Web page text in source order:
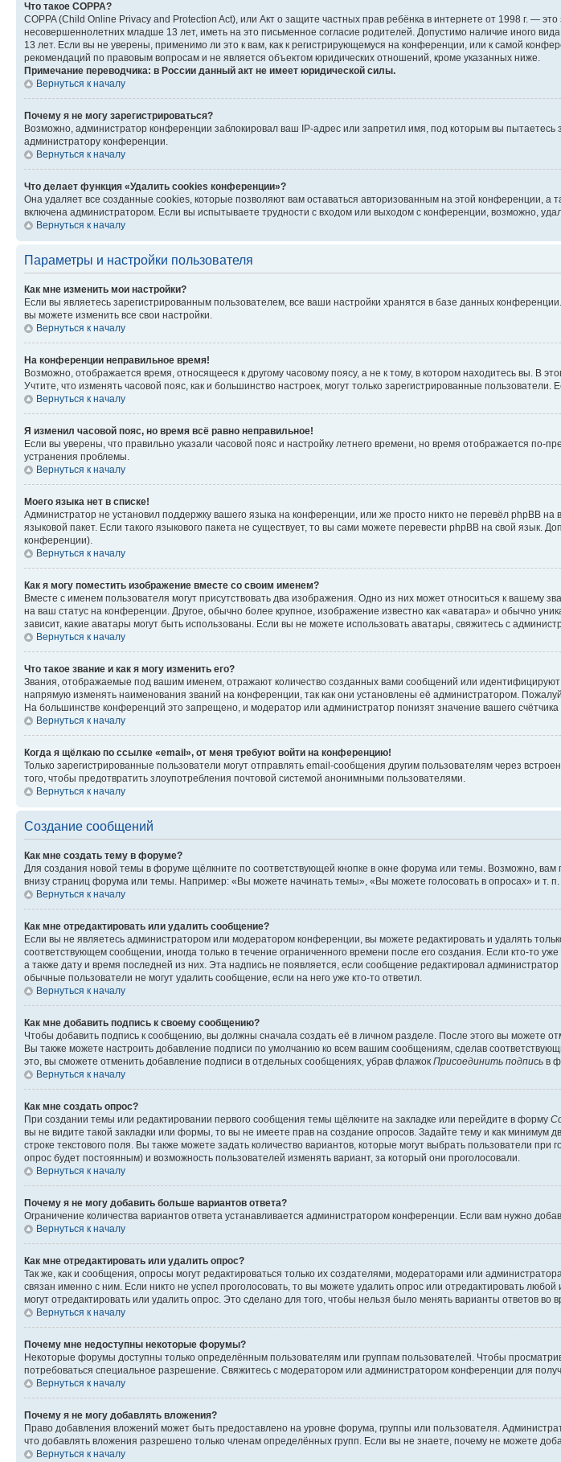
Что такое COPPA?
COPPA (Child Online Privacy and Protection Act), или Акт о защите частных прав ребёнка в интернете от 1998 г. —
несовершеннолетних младше 13 лет, иметь на это письменное согласие родителей. Допустимо наличие иного
13 лет. Если вы не уверены, применимо ли это к вам, как к регистрирующемуся на конференции, или к самой
рекомендаций по правовым вопросам и не является объектом юридических отношений, кроме указанных ниже.
Примечание переводчика: в России данный акт не имеет юридической силы.
Вернуться к началу
Почему я не могу зарегистрироваться?
Возможно, администратор конференции заблокировал ваш IP-адрес или запретил имя, под которым вы
администратору конференции.
Вернуться к началу
Что делает функция «Удалить cookies конференции»?
Она удаляет все созданные cookies, которые позволяют вам оставаться авторизованным на этой конференции,
включена администратором. Если вы испытываете трудности с входом или выходом с конференции, возможно,
Вернуться к началу
Параметры и настройки пользователя
Как мне изменить мои настройки?
Если вы являетесь зарегистрированным пользователем, все ваши настройки хранятся в базе данных
вы можете изменить все свои настройки.
Вернуться к началу
На конференции неправильное время!
Возможно, отображается время, относящееся к другому часовому поясу, а не к тому, в котором находитесь вы. В
Учтите, что изменять часовой пояс, как и большинство настроек, могут только зарегистрированные
Вернуться к началу
Я изменил часовой пояс, но время всё равно неправильное!
Если вы уверены, что правильно указали часовой пояс и настройку летнего времени, но время отображается
устранения проблемы.
Вернуться к началу
Моего языка нет в списке!
Администратор не установил поддержку вашего языка на конференции, или же просто никто не перевёл phpBB
языковой пакет. Если такого языкового пакета не существует, то вы сами можете перевести phpBB на свой
конференции).
Вернуться к началу
Как я могу поместить изображение вместе со своим именем?
Вместе с именем пользователя могут присутствовать два изображения. Одно из них может относиться к вашему
на ваш статус на конференции. Другое, обычно более крупное, изображение известно как «аватара» и обычно
зависит, какие аватары могут быть использованы. Если вы не можете использовать аватары, свяжитесь с
Вернуться к началу
Что такое звание и как я могу изменить его?
Звания, отображаемые под вашим именем, отражают количество созданных вами сообщений или
напрямую изменять наименования званий на конференции, так как они установлены её администратором.
На большинстве конференций это запрещено, и модератор или администратор понизят значение вашего
Вернуться к началу
Когда я щёлкаю по ссылке «email», от меня требуют войти на конференцию!
Только зарегистрированные пользователи могут отправлять email-сообщения другим пользователям через
того, чтобы предотвратить злоупотребления почтовой системой анонимными пользователями.
Вернуться к началу
Создание сообщений
Как мне создать тему в форуме?
Для создания новой темы в форуме щёлкните по соответствующей кнопке в окне форума или темы. Возможно,
внизу страниц форума или темы. Например: «Вы можете начинать темы», «Вы можете голосовать в опросах» и т. п.
Вернуться к началу
Как мне отредактировать или удалить сообщение?
Если вы не являетесь администратором или модератором конференции, вы можете редактировать и удалять
соответствующем сообщении, иногда только в течение ограниченного времени после его создания. Если кто-то
а также дату и время последней из них. Эта надпись не появляется, если сообщение редактировал
обычные пользователи не могут удалить сообщение, если на него уже кто-то ответил.
Вернуться к началу
Как мне добавить подпись к своему сообщению?
Чтобы добавить подпись к сообщению, вы должны сначала создать её в личном разделе. После этого вы можете
Вы также можете настроить добавление подписи по умолчанию ко всем вашим сообщениям, сделав
это, вы сможете отменить добавление подписи в отдельных сообщениях, убрав флажок Присоединить подпись в
Вернуться к началу
Как мне создать опрос?
При создании темы или редактировании первого сообщения темы щёлкните на закладке или перейдите в форму
вы не видите такой закладки или формы, то вы не имеете прав на создание опросов. Задайте тему и как минимум
строке текстового поля. Вы также можете задать количество вариантов, которые могут выбрать пользователи
опрос будет постоянным) и возможность пользователей изменять вариант, за который они проголосовали.
Вернуться к началу
Почему я не могу добавить больше вариантов ответа?
Ограничение количества вариантов ответа устанавливается администратором конференции. Если вам нужно
Вернуться к началу
Как мне отредактировать или удалить опрос?
Так же, как и сообщения, опросы могут редактироваться только их создателями, модераторами или
связан именно с ним. Если никто не успел проголосовать, то вы можете удалить опрос или отредактировать
могут отредактировать или удалить опрос. Это сделано для того, чтобы нельзя было менять варианты ответов во
Вернуться к началу
Почему мне недоступны некоторые форумы?
Некоторые форумы доступны только определённым пользователям или группам пользователей. Чтобы
потребоваться специальное разрешение. Свяжитесь с модератором или администратором конференции для
Вернуться к началу
Почему я не могу добавлять вложения?
Право добавления вложений может быть предоставлено на уровне форума, группы или пользователя.
что добавлять вложения разрешено только членам определённых групп. Если вы не знаете, почему не можете
Вернуться к началу